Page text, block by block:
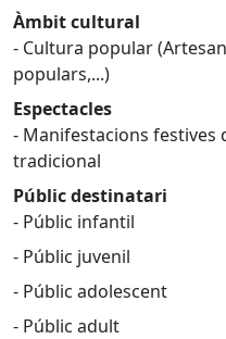
Àmbit cultural
- Cultura popular
populars,...)
Espectacles
- Manifestacions festives
tradicional
Públic destinatari
- Públic infantil
- Públic juvenil
- Públic adolescent
- Públic adult